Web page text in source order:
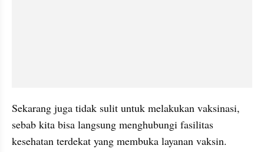
Sekarang juga tidak sulit untuk melakukan vaksinasi,
sebab kita bisa langsung menghubungi fasilitas
kesehatan terdekat yang membuka layanan vaksin.